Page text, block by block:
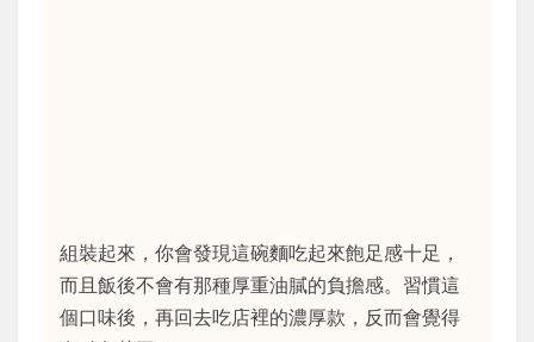
組裝起來，你會發現這碗麵吃起來飽足感十足，
而且飯後不會有那種厚重油膩的負擔感。習慣這
個口味後，再回去吃店裡的濃厚款，反而會覺得